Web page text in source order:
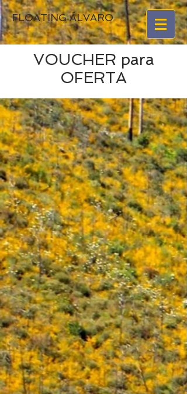
FLOATING ÁLVARO
VOUCHER para
OFERTA